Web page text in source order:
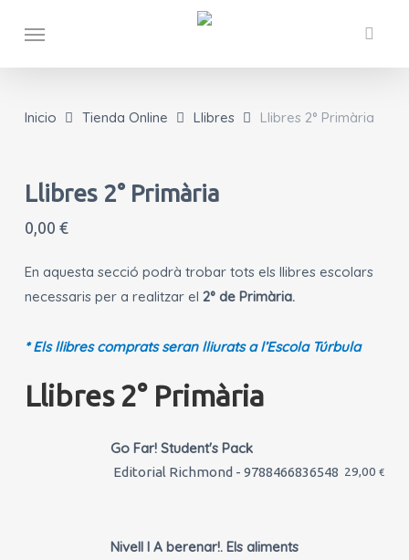
Menu
Inicio Tienda Online Llibres Llibres 2° Primària
Llibres 2° Primària
0,00 €
En aquesta secció podrà trobar tots els llibres escolars
necessaris per a realitzar el 2° de Primària.
* Els llibres comprats seran lliurats a l’Escola Túrbula
Llibres 2° Primària
Go Far! Student's Pack
Editorial Richmond - 9788466836548 29,00€
Nivell I A berenar!. Els aliments